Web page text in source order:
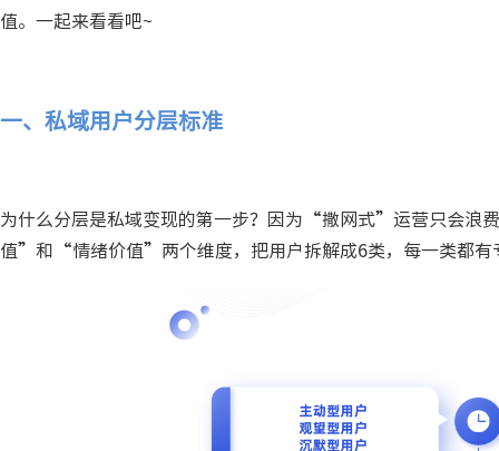
值。一起来看看吧~
一、私域用户分层标准
为什么分层是私域变现的第一步？因为“撒网式”运营只会浪
值”和“情绪价值”两个维度，把用户拆解成6类，每一类都